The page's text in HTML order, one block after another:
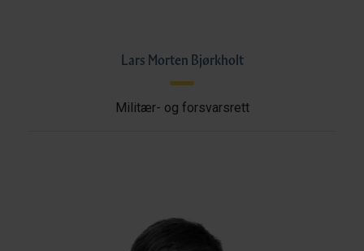
Lars Morten Bjørkholt
Militær- og forsvarsrett